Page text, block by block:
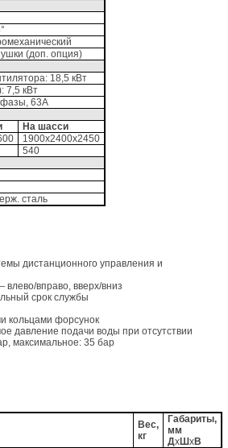
(доп. опция)
18,5 кВт
7,5 кВт
63А
На шасси
1900х2400х2450
540
сталь
дистанционного управления и
вправо, вверх/вниз
срок службы
кольцами форсунок
давление подачи воды при отсутствии
максимальное: 35 бар
Вес,
кг
Габариты,
мм
ДхШхВ